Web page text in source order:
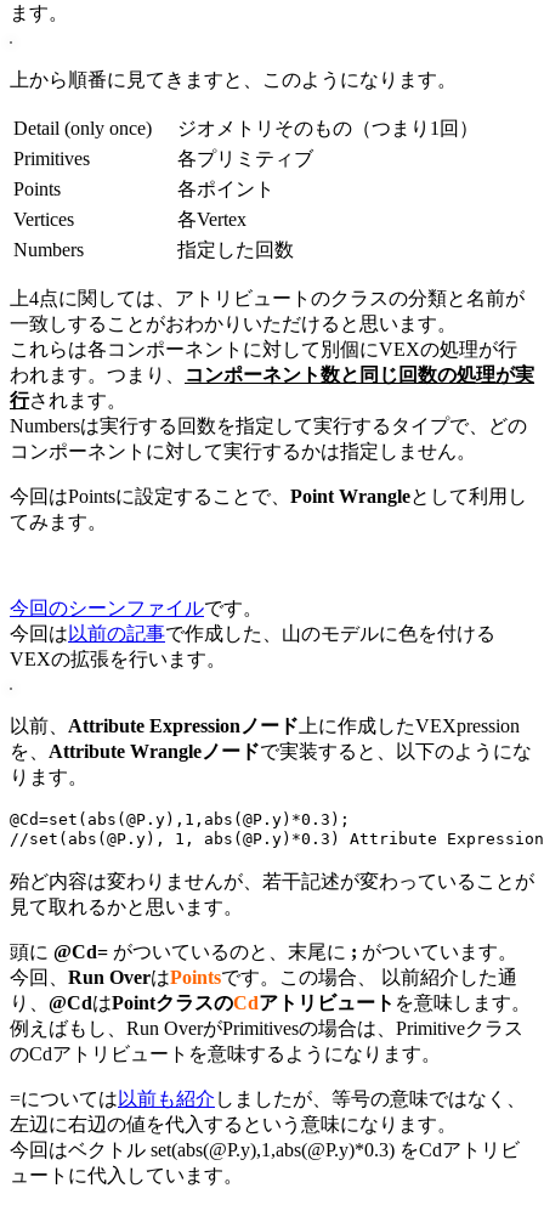
ます。
上から順番に見てきますと、このようになります。
Detail (only once)
ジオメトリそのもの（つまり1回）
Primitives
各プリミティブ
Points
各ポイント
Vertices
各Vertex
Numbers
指定した回数
上4点に関しては、アトリビュートのクラスの分類と名前が
一致しすることがおわかりいただけると思います。
これらは各コンポーネントに対して別個にVEXの処理が行
われます。つまり、
コンポーネント数と同じ回数の処理が実
行されます。
Numbersは実行する回数を指定して実行するタイプで、どの
コンポーネントに対して実行するかは指定しません。
今回はPointsに設定することで、 Point Wrangleとして利用し
てみます。
今回のシーンファイルです。
今回は 以前の記事で作成した、山のモデルに色を付ける
VEXの拡張を行います。
以前、 Attribute Expressionノード 上に作成したVEXpression
を、 Attribute Wrangleノードで実装すると、以下のようにな
ります。
@Cd=set(abs(@P.y),1,abs(@P.y)*0.3);
殆ど内容は変わりませんが、若干記述が変わっていることが
見て取れるかと思います。
頭に @Cd= がついているのと、末尾に ; がついています。
今回、 Run OverはPointsです。この場合、 以前紹介した通
り、 @CdはPointクラスのCdアトリビュート を意味します。
例えばもし、Run OverがPrimitivesの場合は、Primitiveクラス
のCdアトリビュートを意味するようになります。
=については 以前も紹介 しましたが、等号の意味ではなく、
左辺に右辺の値を代入するという意味になります。
今回はベクトル set(abs(@P.y),1,abs(@P.y)*0.3) をCdアトリビ
ュートに代入しています。